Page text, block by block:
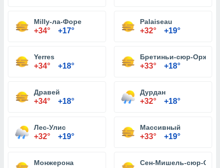
Milly-ла-Форе
+34° +17°
Palaiseau
+32° +19°
Yerres
+34° +18°
Бретиньи-сюр-Орж
+33° +18°
Дравей
+34° +18°
Дурдан
+32° +18°
Лес-Улис
+32° +19°
Массивный
+33° +19°
Монжерона Сен-Мишель-сюр-Орг